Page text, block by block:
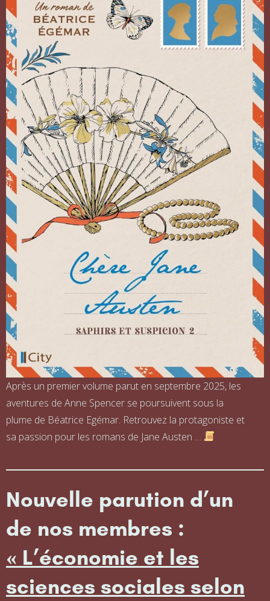
Après un premier volume parut en septembre 2025, les
aventures de Anne Spencer se poursuivent sous la
plume de Béatrice Egémar. Retrouvez la protagoniste et
sa passion pour les romans de Jane Austen …
Nouvelle parution d’un
de nos membres :
« L’économie et les
sciences sociales selon